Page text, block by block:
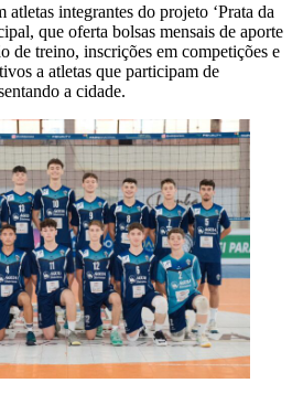
integrantes do projeto ‘Prata da
que oferta bolsas mensais de aporte
de treino, inscrições em competições e
a atletas que participam de
a cidade.